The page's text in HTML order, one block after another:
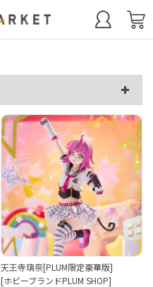
天王寺璃奈[PLUM限定豪華版]
[ホビーブランドPLUM SHOP]